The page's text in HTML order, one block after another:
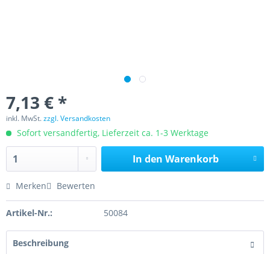
7,13 € *
inkl. MwSt.zzgl. Versandkosten
Sofort versandfertig, Lieferzeit ca. 1-3 Werktage
In den Warenkorb
Merken Bewerten
Artikel-Nr.: 50084
Beschreibung